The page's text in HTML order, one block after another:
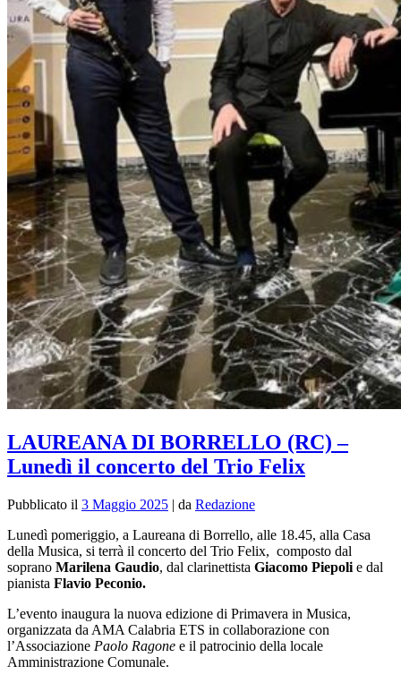
LAUREANA DI BORRELLO (RC) –
Lunedì il concerto del Trio Felix
Pubblicato il 3 Maggio 2025 | da Redazione
Lunedì pomeriggio, a Laureana di Borrello, alle 18.45, alla Casa
della Musica, si terrà il concerto del Trio Felix, composto dal
soprano Marilena Gaudio, dal clarinettista Giacomo Piepoli e dal
pianista Flavio Peconio.
L’evento inaugura la nuova edizione di Primavera in Musica,
organizzata da AMA Calabria ETS in collaborazione con
l’Associazione Paolo Ragone e il patrocinio della locale
Amministrazione Comunale.